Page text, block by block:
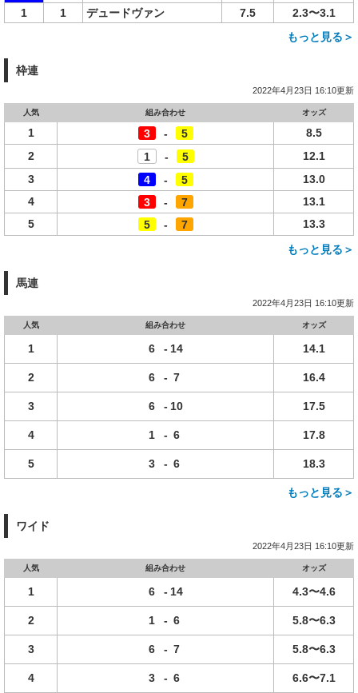
1
1 デュードヴァン 7.5
2.3〜3.1
もっと見る＞
枠連
2022年4月23日 16:10更新
人気 組み合わせ オッズ
1 3 - 5
8.5
2
1 - 5
12.1
3
4 - 5
13.0
4
3 - 7
13.1
5
5 - 7
13.3
もっと見る＞
馬連
2022年4月23日 16:10更新
人気 組み合わせ オッズ
1 6 - 14 14.1
2 6 - 7 16.4
3 6 - 10 17.5
4 1 - 6 17.8
5 3 - 6 18.3
もっと見る＞
ワイド
2022年4月23日 16:10更新
人気 組み合わせ オッズ
1 6 - 14 4.3〜4.6
2 1 - 6 5.8〜6.3
3 6 - 7 5.8〜6.3
4 3 - 6 6.6〜7.1